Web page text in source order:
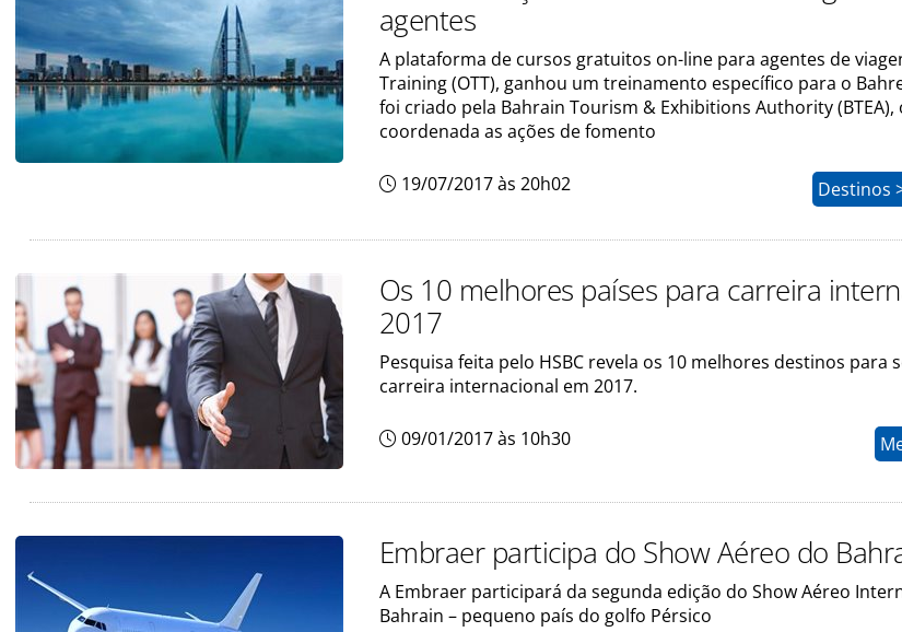
agentes
A plataforma de cursos gratuitos on-line para agentes de
Training (OTT), ganhou um treinamento específico para o
foi criado pela Bahrain Tourism & Exhibitions Authority (BTEA),
coordenada as ações de fomento
19/07/2017 às 20h02 Destinos
Os 10 melhores países para carreira
2017
Pesquisa feita pelo HSBC revela os 10 melhores destinos para
carreira internacional em 2017.
09/01/2017 às 10h30
Embraer participa do Show Aéreo do
A Embraer participará da segunda edição do Show Aéreo
Bahrain – pequeno país do golfo Pérsico